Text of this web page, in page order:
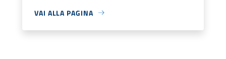
VAI ALLA PAGINA